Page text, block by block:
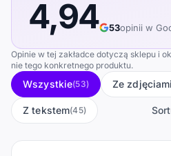
4,94 53opinii w
Opinie w tej zakładce dotyczą sklepu i
nie tego konkretnego produktu.
Wszystkie(53) Ze zdjęciami
Z tekstem(45)